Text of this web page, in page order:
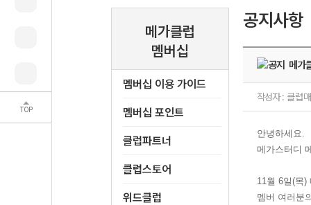
TOP
메가클럽
멤버십
멤버십 이용 가이드
멤버십 포인트
클럽파트너
클럽스토어
위드클럽
공지사항
메가
작성자 : 클럽
안녕하세요.
메가스터디
11월 6일(목)
멤버 여러분